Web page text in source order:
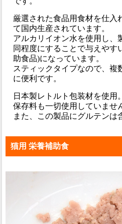
厳選された食品用食材を仕入
て国内生産されています。
アルカリイオン水を使用し、
同程度にすることで与えやす
助食品)になっています。
スティックタイプなので、複
に便利です。
日本製レトルト包装材を使用
保存料も一切使用していませ
また、この製品にグルテンは
猫用 栄養補助食